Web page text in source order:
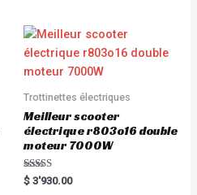
u
t
f
Trottinettes électriques
Meilleur scooter
électrique r803o16 double
moteur 7000W
Rated
5.00
$ 3'930.00